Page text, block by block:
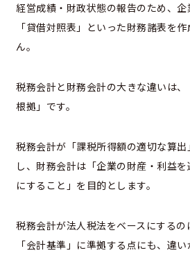
経営成績・財政状態の報告のため、
「貸借対照表」といった財務諸表を
ん。
税務会計と財務会計の大きな違いは
根拠」です。
税務会計が「課税所得額の適切な算
し、財務会計は「企業の財産・利益
にすること」を目的とします。
税務会計が法人税法をベースにする
「会計基準」に準拠する点にも、違